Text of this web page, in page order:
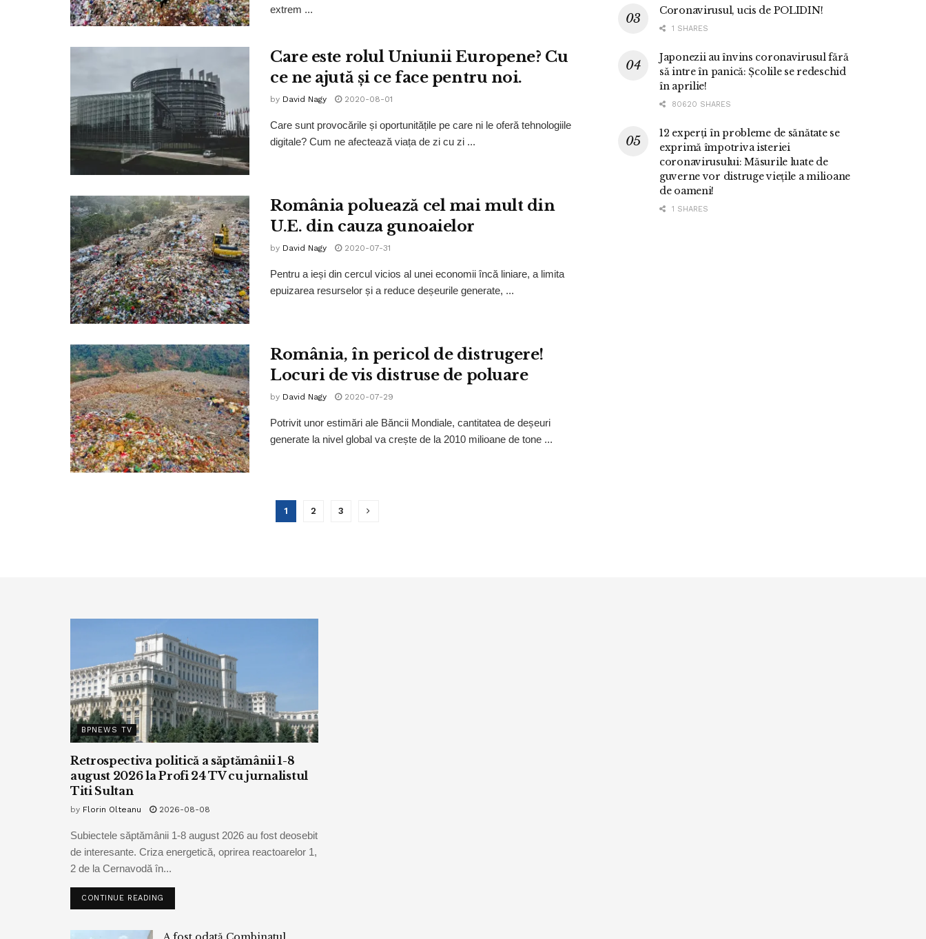
extrem ...
Care este rolul Uniunii Europene? Cu
ce ne ajută și ce face pentru noi.
by David Nagy 2020-08-01
Care sunt provocările și oportunitățile pe care ni le oferă tehnologiile
digitale? Cum ne afectează viața de zi cu zi ...
România poluează cel mai mult din
U.E. din cauza gunoaielor
by David Nagy 2020-07-31
Pentru a ieși din cercul vicios al unei economii încă liniare, a limita
epuizarea resurselor și a reduce deșeurile generate, ...
România, în pericol de distrugere!
Locuri de vis distruse de poluare
by David Nagy 2020-07-29
Potrivit unor estimări ale Băncii Mondiale, cantitatea de deșeuri
generate la nivel global va crește de la 2010 milioane de tone ...
1 2 3
Coronavirusul, ucis de POLIDIN!
1 SHARES
Japonezii au învins coronavirusul fără
să intre în panică: Școlile se redeschid
în aprilie!
80620 SHARES
12 experți în probleme de sănătate se
exprimă împotriva isteriei
coronavirusului: Măsurile luate de
guverne vor distruge viețile a milioane
de oameni!
1 SHARES
BPNEWS TV
Retrospectiva politică a săptămânii 1-8
august 2026 la Profi 24 TV cu jurnalistul
Titi Sultan
by Florin Olteanu 2026-08-08
Subiectele săptămânii 1-8 august 2026 au fost deosebit
de interesante. Criza energetică, oprirea reactoarelor 1,
2 de la Cernavodă în...
CONTINUE READING